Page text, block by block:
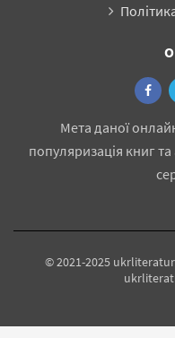
Мета даної
популяризація книг
© 2021-2025